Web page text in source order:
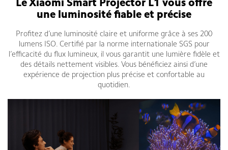
Le Xiaomi Smart Projector L1 vous offre
une luminosité fiable et précise
Profitez d’une luminosité claire et uniforme grâce à ses 200
lumens ISO. Certifié par la norme internationale SGS pour
l’efficacité du flux lumineux, il vous garantit une lumière fidèle et
des détails nettement visibles. Vous bénéficiez ainsi d’une
expérience de projection plus précise et confortable au
quotidien.